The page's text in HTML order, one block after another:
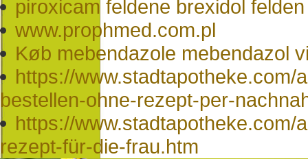
piroxicam feldene brexidol
www.prophmed.com.pl
Køb mebendazole mebendazol
https://
bestellen-ohne-rezept-per-
https://
rezept-für-die-frau.htm